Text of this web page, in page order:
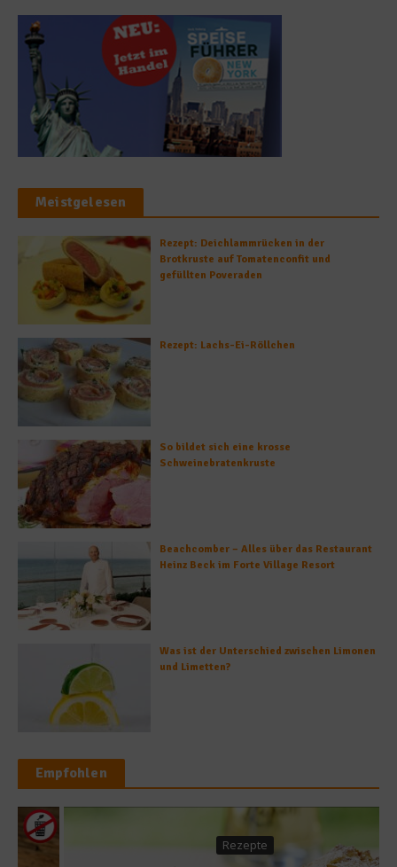
Meistgelesen
Rezept: Deichlammrücken in der
Brotkruste auf Tomatenconfit und
gefüllten Poveraden
Rezept: Lachs-Ei-Röllchen
So bildet sich eine krosse
Schweinebratenkruste
Beachcomber – Alles über das Restaurant
Heinz Beck im Forte Village Resort
Was ist der Unterschied zwischen Limonen
und Limetten?
Empfohlen